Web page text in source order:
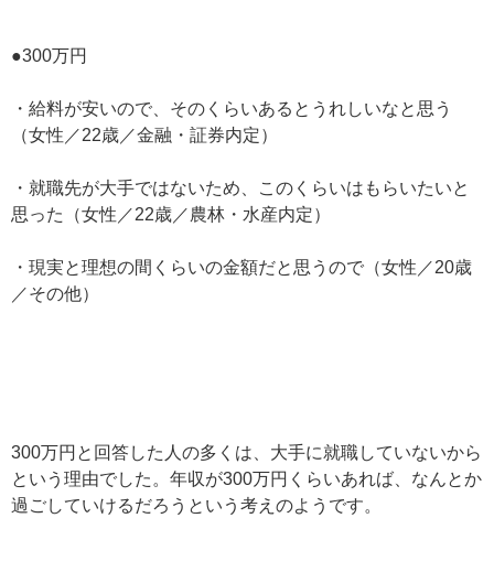
●300万円
・給料が安いので、そのくらいあるとうれしいなと思う
（女性／22歳／金融・証券内定）
・就職先が大手ではないため、このくらいはもらいたいと
思った（女性／22歳／農林・水産内定）
・現実と理想の間くらいの金額だと思うので（女性／20歳
／その他）
300万円と回答した人の多くは、大手に就職していないから
という理由でした。年収が300万円くらいあれば、なんとか
過ごしていけるだろうという考えのようです。